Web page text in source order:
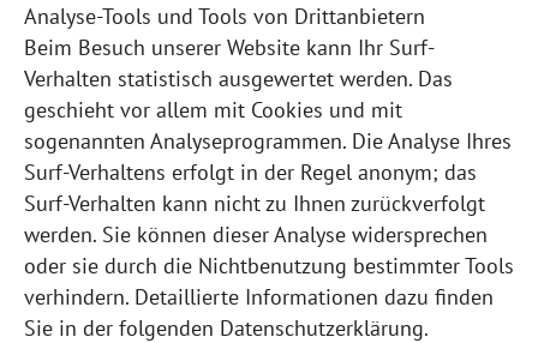
Analyse-Tools und Tools von Drittanbietern
Beim Besuch unserer Website kann Ihr Surf-
Verhalten statistisch ausgewertet werden. Das
geschieht vor allem mit Cookies und mit
sogenannten Analyseprogrammen. Die Analyse Ihres
Surf-Verhaltens erfolgt in der Regel anonym; das
Surf-Verhalten kann nicht zu Ihnen zurückverfolgt
werden. Sie können dieser Analyse widersprechen
oder sie durch die Nichtbenutzung bestimmter Tools
verhindern. Detaillierte Informationen dazu finden
Sie in der folgenden Datenschutzerklärung.